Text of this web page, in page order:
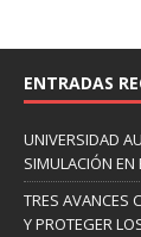
ENTRADAS
UNIVERSIDAD
SIMULACIÓN EN
TRES AVANCES
Y PROTEGER